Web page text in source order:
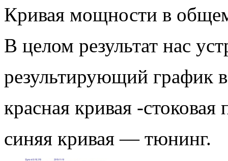
Кривая мощности в
В целом результат нас
результирующий график
красная кривая -
синяя кривая — тюнинг.